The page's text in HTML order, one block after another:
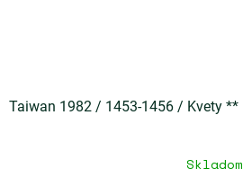
Taiwan 1982 / 1453-1456 / Kvety **
Skladom